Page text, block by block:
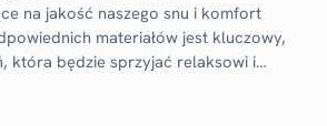
na jakość naszego snu i komfort
materiałów jest kluczowy,
która będzie sprzyjać relaksowi i…